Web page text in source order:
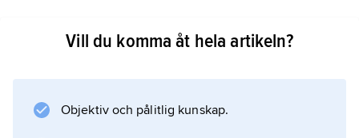
Balen (1575–1632) och blev redan 1618
framstod snart som dennes främste elev. van
Vill du komma åt hela artikeln?
Objektiv och pålitlig kunskap.